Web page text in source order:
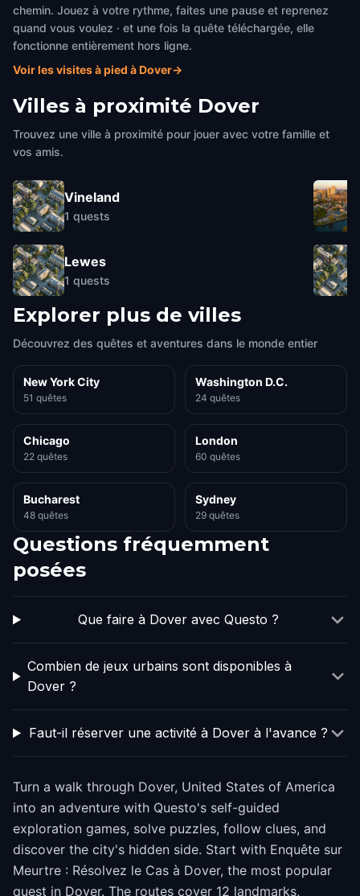
chemin. Jouez à votre rythme, faites une pause et reprenez
quand vous voulez · et une fois la quête téléchargée, elle
fonctionne entièrement hors ligne.
Voir les visites à pied à Dover→
Villes à proximité Dover
Trouvez une ville à proximité pour jouer avec votre famille et
vos amis.
Vineland
1 quests
Lewes
1 quests
Explorer plus de villes
Découvrez des quêtes et aventures dans le monde entier
New York City
51 quêtes
Washington D.C.
24 quêtes
Chicago
22 quêtes
London
60 quêtes
Bucharest
48 quêtes
Sydney
29 quêtes
Questions fréquemment
posées
Que faire à Dover avec Questo ?
Combien de jeux urbains sont disponibles à
Dover ?
Faut-il réserver une activité à Dover à l'avance ?
Turn a walk through Dover, United States of America
into an adventure with Questo's self-guided
exploration games, solve puzzles, follow clues, and
discover the city's hidden side. Start with Enquête sur
Meurtre : Résolvez le Cas à Dover, the most popular
quest in Dover. The routes cover 12 landmarks,